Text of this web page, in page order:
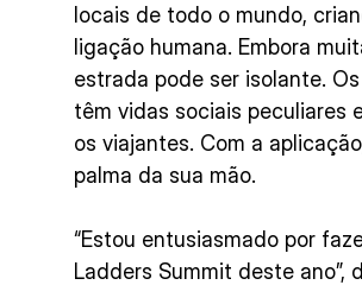
locais de todo o mundo,
ligação humana. Embora
estrada pode ser isolante.
têm vidas sociais peculiares
os viajantes. Com a
palma da sua mão.
“Estou entusiasmado por
Ladders Summit deste ano”,